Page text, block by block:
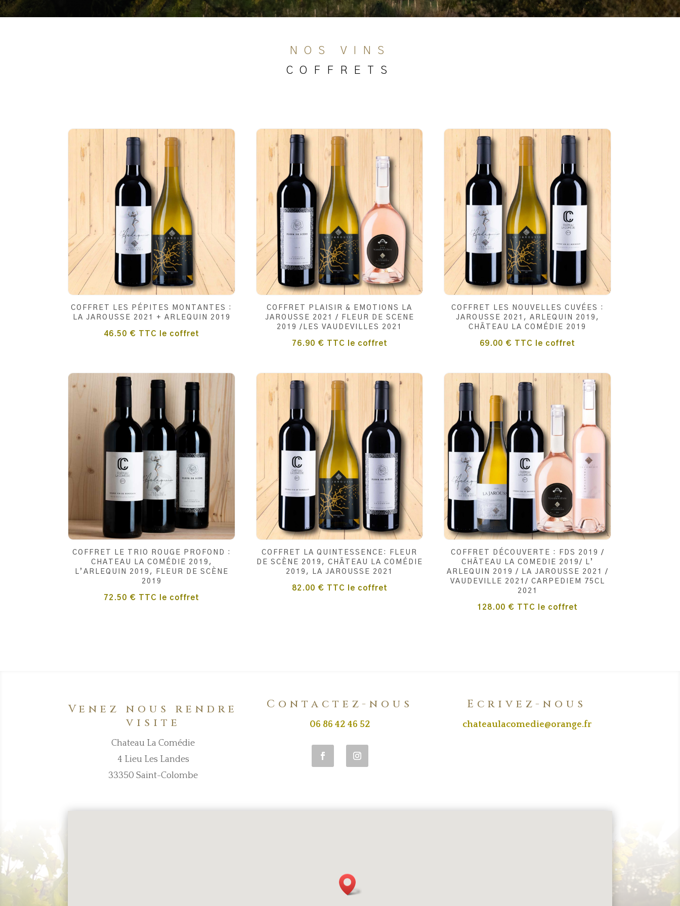
NOS VINS
COFFRETS
COFFRET LES PÉPITES MONTANTES :
LA JAROUSSE 2021 + ARLEQUIN 2019
46.50 € TTC le coffret
COFFRET PLAISIR & EMOTIONS LA
JAROUSSE 2021 / FLEUR DE SCENE
2019 /LES VAUDEVILLES 2021
76.90 € TTC le coffret
COFFRET LES NOUVELLES CUVÉES :
JAROUSSE 2021, ARLEQUIN 2019,
CHÂTEAU LA COMÉDIE 2019
69.00 € TTC le coffret
COFFRET LE TRIO ROUGE PROFOND :
CHATEAU LA COMÉDIE 2019,
L’ARLEQUIN 2019, FLEUR DE SCÈNE
2019
72.50 € TTC le coffret
COFFRET LA QUINTESSENCE: FLEUR
DE SCÈNE 2019, CHÂTEAU LA COMÉDIE
2019, LA JAROUSSE 2021
82.00 € TTC le coffret
COFFRET DÉCOUVERTE : FDS 2019 /
CHÂTEAU LA COMEDIE 2019/ L’
ARLEQUIN 2019 / LA JAROUSSE 2021 /
VAUDEVILLE 2021/ CARPEDIEM 75CL
2021
128.00 € TTC le coffret
Venez nous rendre
visite
Chateau La Comédie
4 Lieu Les Landes
33350 Saint-Colombe
Contactez-nous
06 86 42 46 52
Ecrivez-nous
chateaulacomedie@orange.fr